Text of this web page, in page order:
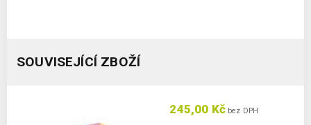
SOUVISEJÍCÍ ZBOŽÍ
245,00 Kč bez DPH